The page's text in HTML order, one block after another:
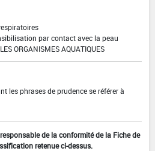
par contact avec la peau
ORGANISMES AQUATIQUES
les phrases de prudence se référer à
de la conformité de la Fiche de
retenue ci-dessus.